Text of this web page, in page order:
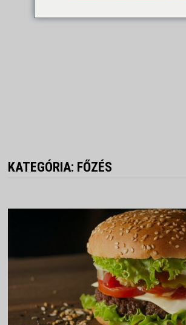
KATEGÓRIA: FŐZÉS